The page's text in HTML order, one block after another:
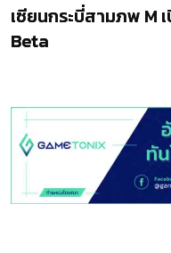
บน Google
เซีย